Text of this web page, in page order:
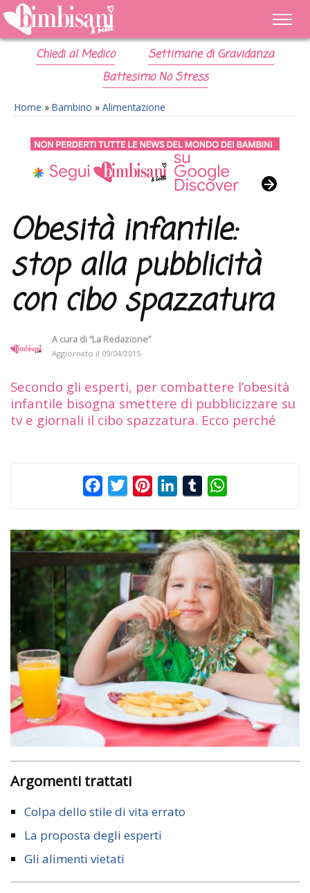
Chiedi al Medico
Settimane di Gravidanza
Battesimo No Stress
Home » Bambino » Alimentazione
Obesità infantile:
stop alla pubblicità
con cibo spazzatura
A cura di“La Redazione”
Aggiornato il 09/04/2015
Secondo gli esperti, per combattere l’obesità
infantile bisogna smettere di pubblicizzare su
tv e giornali il cibo spazzatura. Ecco perché
FacebookTwitterPinterestLinkedInTumblr
Argomenti trattati
Colpa dello stile di vita errato
La proposta degli esperti
Gli alimenti vietati